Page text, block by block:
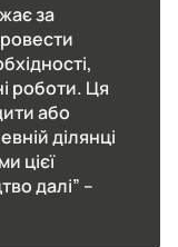
за
роботи. Ця
або
ділянці
цієї
далі” –